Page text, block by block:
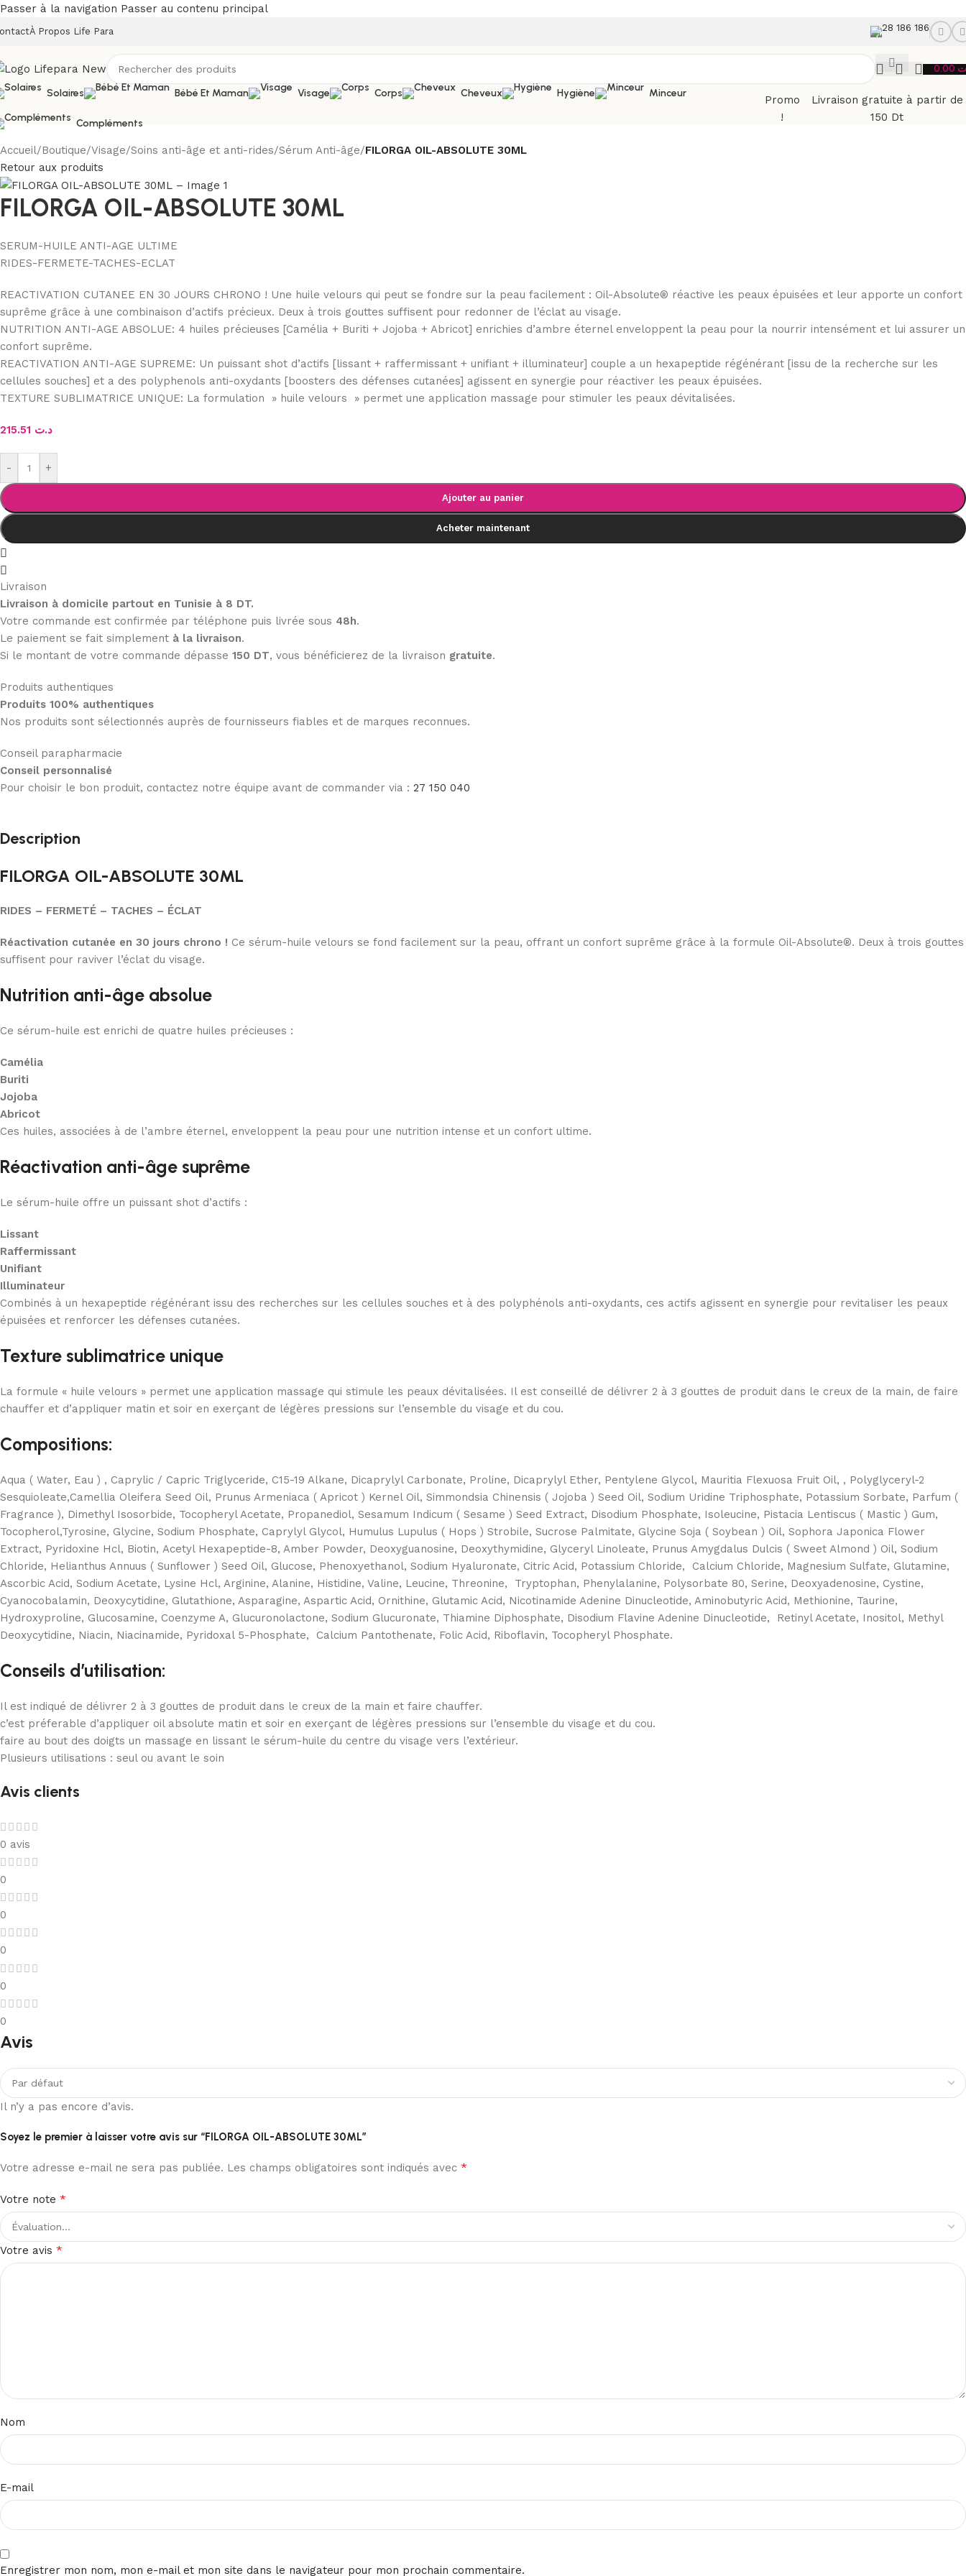
Passer à la navigation Passer au contenu principal
À Propos Life Para 28 186 186
Solaires
Bébé Et Maman Visage Corps Cheveux Hygiène Minceur
Compléments
Promo
!
Livraison gratuite à partir de
150 Dt
Accueil/Boutique/Visage/Soins anti-âge et anti-rides/Sérum Anti-âge/FILORGA OIL-ABSOLUTE 30ML
Retour aux produits
FILORGA OIL-ABSOLUTE 30ML
SERUM-HUILE ANTI-AGE ULTIME
RIDES-FERMETE-TACHES-ECLAT
REACTIVATION CUTANEE EN 30 JOURS CHRONO ! Une huile velours qui peut se fondre sur la peau facilement : Oil-Absolute® réactive les peaux épuisées et leur apporte un confort
suprême grâce à une combinaison d’actifs précieux. Deux à trois gouttes suffisent pour redonner de l’éclat au visage.
NUTRITION ANTI-AGE ABSOLUE: 4 huiles précieuses [Camélia + Buriti + Jojoba + Abricot] enrichies d’ambre éternel enveloppent la peau pour la nourrir intensément et lui assurer un
confort suprême.
REACTIVATION ANTI-AGE SUPREME: Un puissant shot d’actifs [lissant + raffermissant + unifiant + illuminateur] couple a un hexapeptide régénérant [issu de la recherche sur les
cellules souches] et a des polyphenols anti-oxydants [boosters des défenses cutanées] agissent en synergie pour réactiver les peaux épuisées.
TEXTURE SUBLIMATRICE UNIQUE: La formulation » huile velours » permet une application massage pour stimuler les peaux dévitalisées.
د.ت
- +
Ajouter au panier
Acheter maintenant
Livraison
Livraison à domicile partout en Tunisie à 8 DT.
Votre commande est confirmée par téléphone puis livrée sous 48h.
Le paiement se fait simplement à la livraison.
Si le montant de votre commande dépasse 150 DT, vous bénéficierez de la livraison gratuite.
Produits authentiques
Produits 100% authentiques
Nos produits sont sélectionnés auprès de fournisseurs fiables et de marques reconnues.
Conseil parapharmacie
Conseil personnalisé
Pour choisir le bon produit, contactez notre équipe avant de commander via : 27 150 040
Description
FILORGA OIL-ABSOLUTE 30ML
RIDES – FERMETÉ – TACHES – ÉCLAT
Réactivation cutanée en 30 jours chrono ! Ce sérum-huile velours se fond facilement sur la peau, offrant un confort suprême grâce à la formule Oil-Absolute®. Deux à trois gouttes
suffisent pour raviver l’éclat du visage.
Nutrition anti-âge absolue
Ce sérum-huile est enrichi de quatre huiles précieuses :
Camélia
Buriti
Jojoba
Abricot
Ces huiles, associées à de l’ambre éternel, enveloppent la peau pour une nutrition intense et un confort ultime.
Réactivation anti-âge suprême
Le sérum-huile offre un puissant shot d’actifs :
Lissant
Raffermissant
Unifiant
Illuminateur
Combinés à un hexapeptide régénérant issu des recherches sur les cellules souches et à des polyphénols anti-oxydants, ces actifs agissent en synergie pour revitaliser les peaux
épuisées et renforcer les défenses cutanées.
Texture sublimatrice unique
La formule « huile velours » permet une application massage qui stimule les peaux dévitalisées. Il est conseillé de délivrer 2 à 3 gouttes de produit dans le creux de la main, de faire
chauffer et d’appliquer matin et soir en exerçant de légères pressions sur l’ensemble du visage et du cou.
Compositions:
Aqua ( Water, Eau ) , Caprylic / Capric Triglyceride, C15-19 Alkane, Dicaprylyl Carbonate, Proline, Dicaprylyl Ether, Pentylene Glycol, Mauritia Flexuosa Fruit Oil, , Polyglyceryl-2
Sesquioleate,Camellia Oleifera Seed Oil, Prunus Armeniaca ( Apricot ) Kernel Oil, Simmondsia Chinensis ( Jojoba ) Seed Oil, Sodium Uridine Triphosphate, Potassium Sorbate, Parfum (
Fragrance ), Dimethyl Isosorbide, Tocopheryl Acetate, Propanediol, Sesamum Indicum ( Sesame ) Seed Extract, Disodium Phosphate, Isoleucine, Pistacia Lentiscus ( Mastic ) Gum,
Tocopherol,Tyrosine, Glycine, Sodium Phosphate, Caprylyl Glycol, Humulus Lupulus ( Hops ) Strobile, Sucrose Palmitate, Glycine Soja ( Soybean ) Oil, Sophora Japonica Flower
Extract, Pyridoxine Hcl, Biotin, Acetyl Hexapeptide-8, Amber Powder, Deoxyguanosine, Deoxythymidine, Glyceryl Linoleate, Prunus Amygdalus Dulcis ( Sweet Almond ) Oil, Sodium
Chloride, Helianthus Annuus ( Sunflower ) Seed Oil, Glucose, Phenoxyethanol, Sodium Hyaluronate, Citric Acid, Potassium Chloride, Calcium Chloride, Magnesium Sulfate, Glutamine,
Ascorbic Acid, Sodium Acetate, Lysine Hcl, Arginine, Alanine, Histidine, Valine, Leucine, Threonine, Tryptophan, Phenylalanine, Polysorbate 80, Serine, Deoxyadenosine, Cystine,
Cyanocobalamin, Deoxycytidine, Glutathione, Asparagine, Aspartic Acid, Ornithine, Glutamic Acid, Nicotinamide Adenine Dinucleotide, Aminobutyric Acid, Methionine, Taurine,
Hydroxyproline, Glucosamine, Coenzyme A, Glucuronolactone, Sodium Glucuronate, Thiamine Diphosphate, Disodium Flavine Adenine Dinucleotide, Retinyl Acetate, Inositol, Methyl
Deoxycytidine, Niacin, Niacinamide, Pyridoxal 5-Phosphate, Calcium Pantothenate, Folic Acid, Riboflavin, Tocopheryl Phosphate.
Conseils d’utilisation:
Il est indiqué de délivrer 2 à 3 gouttes de produit dans le creux de la main et faire chauffer.
c’est préferable d’appliquer oil absolute matin et soir en exerçant de légères pressions sur l’ensemble du visage et du cou.
faire au bout des doigts un massage en lissant le sérum-huile du centre du visage vers l’extérieur.
Plusieurs utilisations : seul ou avant le soin
Avis clients
0 avis
0
0
0
0
0
Avis
Il n’y a pas encore d’avis.
Soyez le premier à laisser votre avis sur “FILORGA OIL-ABSOLUTE 30ML”
Votre adresse e-mail ne sera pas publiée. Les champs obligatoires sont indiqués avec *
Votre note *
Votre avis *
Nom
E-mail
Enregistrer mon nom, mon e-mail et mon site dans le navigateur pour mon prochain commentaire.